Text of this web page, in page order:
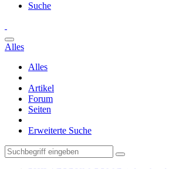
Suche
Alles
Alles
Artikel
Forum
Seiten
Erweiterte Suche